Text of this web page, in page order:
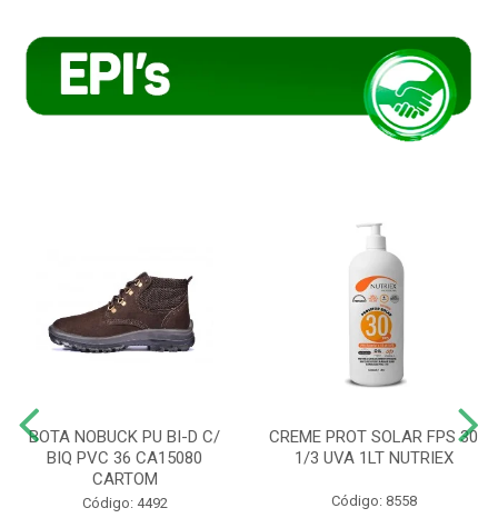
BOTA NOBUCK PU BI-D C/
BIQ PVC 36 CA15080
CARTOM
Código: 4492
CREME PROT SOLAR FPS 30
1/3 UVA 1LT NUTRIEX
Código: 8558